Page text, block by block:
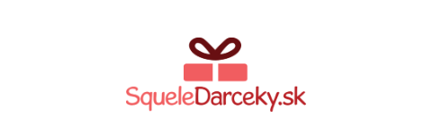
navigáciu
obsah